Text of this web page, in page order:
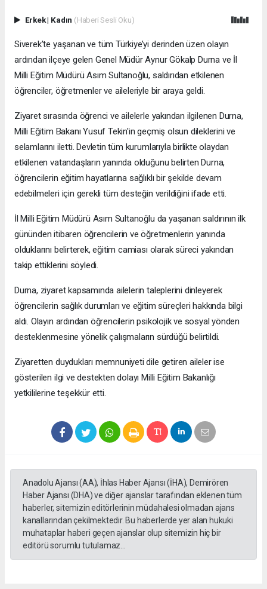
Erkek| Kadın (Haberi Sesli Oku)
Siverek'te yaşanan ve tüm Türkiye’yi derinden üzen olayın
ardından ilçeye gelen Genel Müdür Aynur Gökalp Durna ve İl
Milli Eğitim Müdürü Asım Sultanoğlu, saldırıdan etkilenen
öğrenciler, öğretmenler ve aileleriyle bir araya geldi.
Ziyaret sırasında öğrenci ve ailelerle yakından ilgilenen Durna,
Milli Eğitim Bakanı Yusuf Tekin'in geçmiş olsun dileklerini ve
selamlarını iletti. Devletin tüm kurumlarıyla birlikte olaydan
etkilenen vatandaşların yanında olduğunu belirten Durna,
öğrencilerin eğitim hayatlarına sağlıklı bir şekilde devam
edebilmeleri için gerekli tüm desteğin verildiğini ifade etti.
İl Milli Eğitim Müdürü Asım Sultanoğlu da yaşanan saldırının ilk
gününden itibaren öğrencilerin ve öğretmenlerin yanında
olduklarını belirterek, eğitim camiası olarak süreci yakından
takip ettiklerini söyledi.
Durna, ziyaret kapsamında ailelerin taleplerini dinleyerek
öğrencilerin sağlık durumları ve eğitim süreçleri hakkında bilgi
aldı. Olayın ardından öğrencilerin psikolojik ve sosyal yönden
desteklenmesine yönelik çalışmaların sürdüğü belirtildi.
Ziyaretten duydukları memnuniyeti dile getiren aileler ise
gösterilen ilgi ve destekten dolayı Milli Eğitim Bakanlığı
yetkililerine teşekkür etti.
Anadolu Ajansı (AA), İhlas Haber Ajansı (İHA), Demirören
Haber Ajansı (DHA) ve diğer ajanslar tarafından eklenen tüm
haberler, sitemizin editörlerinin müdahalesi olmadan ajans
kanallarından çekilmektedir. Bu haberlerde yer alan hukuki
muhataplar haberi geçen ajanslar olup sitemizin hiç bir
editörü sorumlu tutulamaz...